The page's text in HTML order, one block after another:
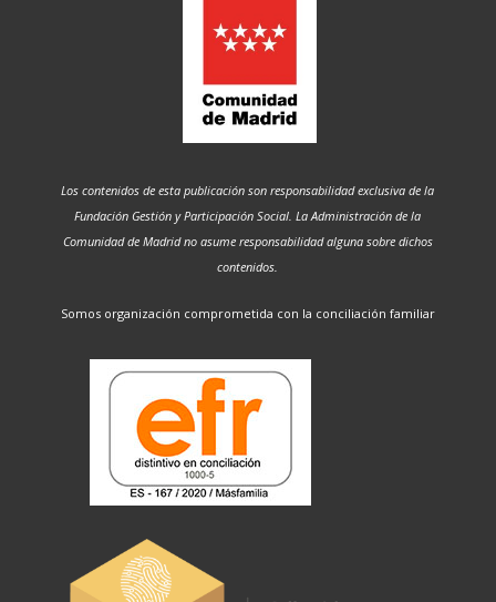
Los contenidos de esta publicación son responsabilidad exclusiva de la
Fundación Gestión y Participación Social. La Administración de la
Comunidad de Madrid no asume responsabilidad alguna sobre dichos
contenidos.
Somos organización comprometida con la conciliación familiar